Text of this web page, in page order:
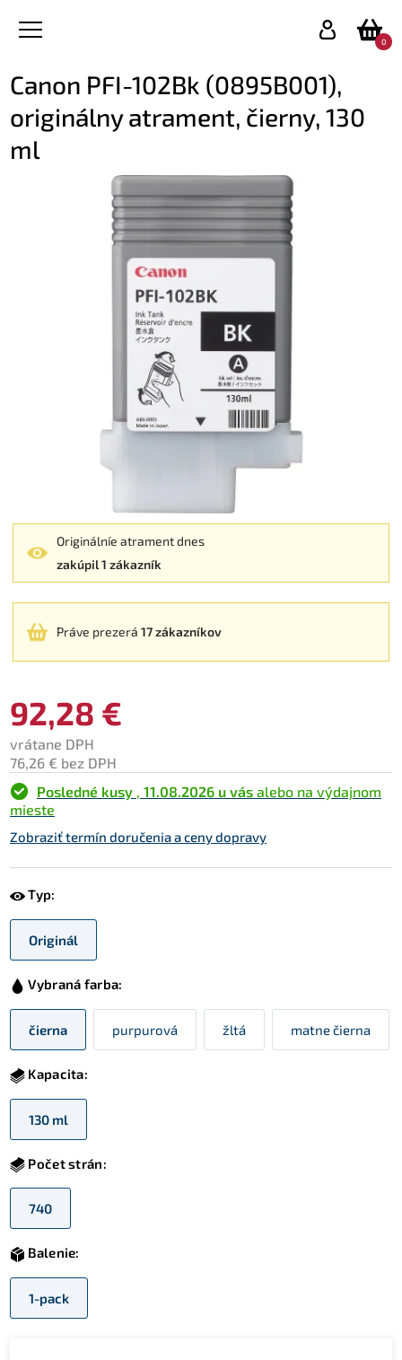
0
Canon PFI-102Bk (0895B001),
originálny atrament, čierny, 130
ml
Originálníe atrament dnes
zakúpil 1 zákazník
Práve prezerá 17 zákazníkov
92,28 €
vrátane DPH
76,26 € bez DPH
Posledné kusy , 11.08.2026 u vás alebo na výdajnom
mieste
Zobraziť termín doručenia a ceny dopravy
Typ:
Originál
Vybraná farba:
čierna purpurová žltá matne čierna
Kapacita:
130 ml
Počet strán:
740
Balenie:
1-pack